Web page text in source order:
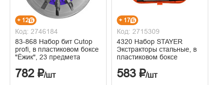
+ 12
Код: 2746184
83-868 Набор бит Cutop
profi, в пластиковом боксе
"Ёжик", 23 предмета
782 ₽/шт
+ 17
Код: 2715309
4320 Набор STAYER
Экстракторы стальные, в
пластиковом боксе
583 ₽/шт